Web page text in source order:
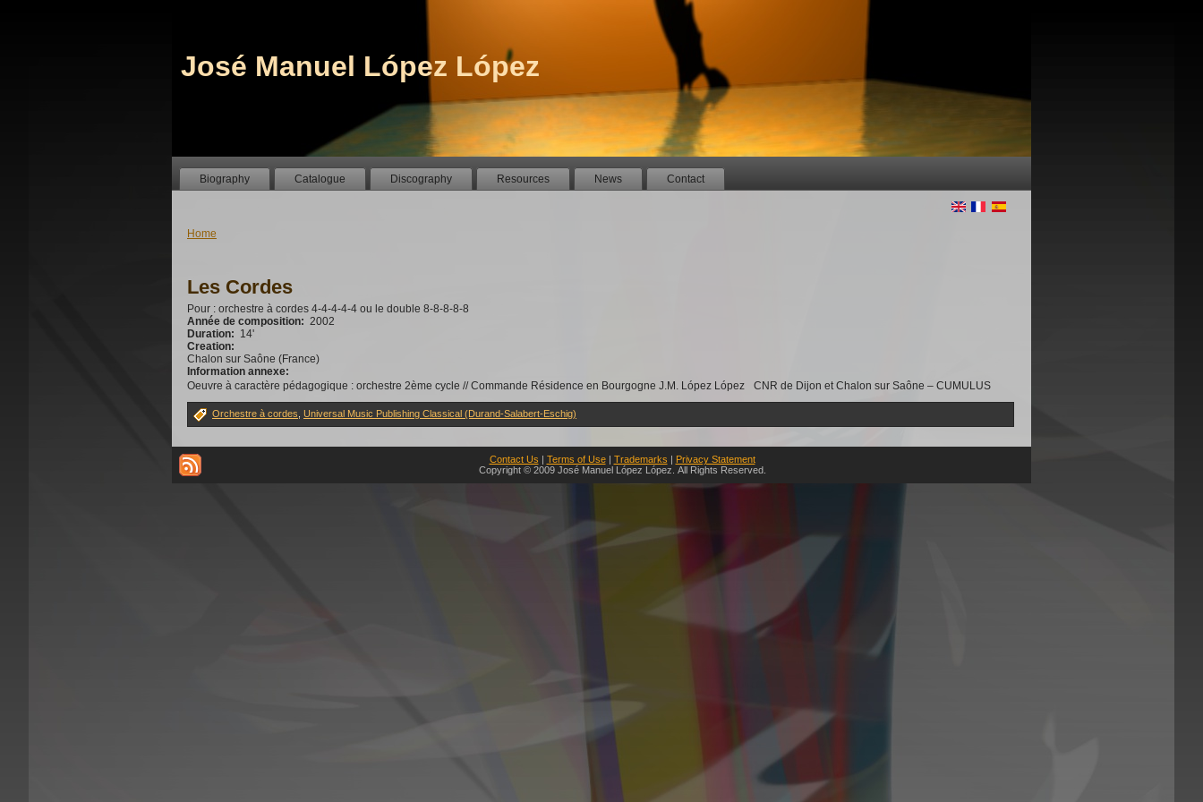
José Manuel López López
Biography Catalogue Discography Resources News Contact
Home
Les Cordes
Pour : orchestre à cordes 4-4-4-4-4 ou le double 8-8-8-8-8
Année de composition: 2002
Duration: 14'
Creation:
Chalon sur Saône (France)
Information annexe:
Oeuvre à caractère pédagogique : orchestre 2ème cycle // Commande Résidence en Bourgogne J.M. López López CNR de Dijon et Chalon sur Saône – CUMULUS
Orchestre à cordes Universal Music Publishing Classical (Durand-Salabert-Eschig)
Contact Us | Terms of Use| Trademarks | Privacy Statement
Copyright © 2009 José Manuel López López. All Rights Reserved.